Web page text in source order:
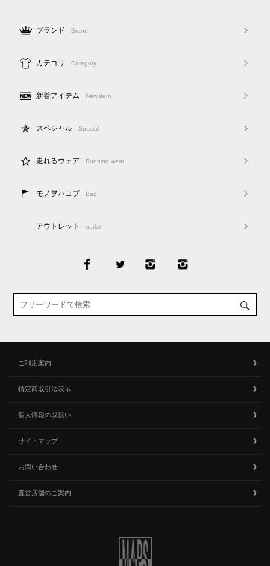
ブランド Brand
カテゴリ Category
新着アイテム New item
スペシャル Special
走れるウェア Running wear
モノヲハコブ Bag
アウトレット outlet
ご利用案内
特定商取引法表示
個人情報の取扱い
サイトマップ
お問い合わせ
直営店舗のご案内